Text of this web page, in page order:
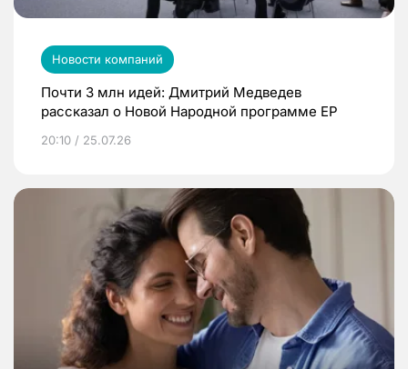
Новости компаний
Почти 3 млн идей: Дмитрий Медведев
рассказал о Новой Народной программе ЕР
20:10 / 25.07.26